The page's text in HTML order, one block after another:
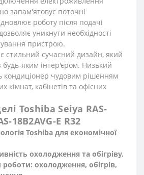
запам'ятовує поточні
роботу після подачі
уникнути необхідності
пристрою.
стильний сучасний дизайн, який
будь-яким інтер'єром. Низький
кондиціонер чудовим рішенням
кімнат, кабінетів та офісних
Toshiba Seiya RAS-
18B2AVG-E R32
Toshiba для економічної
охолодження та обігріву.
охолодження, обігрів,